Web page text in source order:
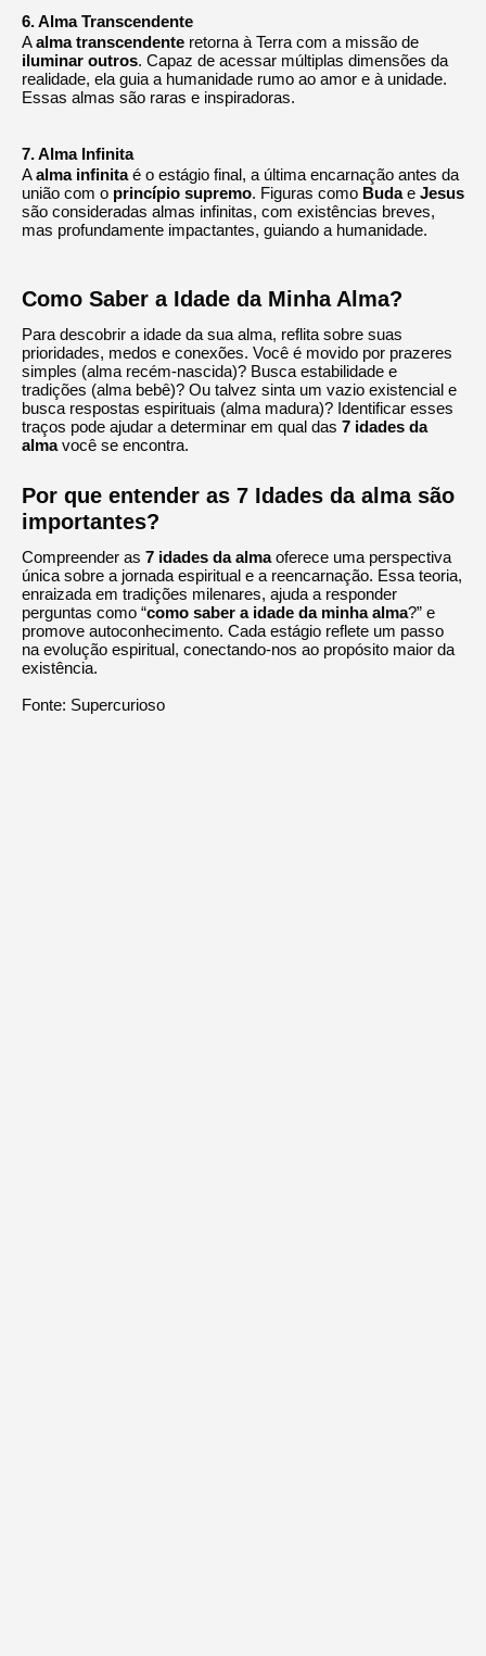
6. Alma Transcendente
Aalma transcendente retorna à Terra com a missão de
iluminar outros. Capaz de acessar múltiplas dimensões da
realidade, ela guia a humanidade rumo ao amor e à unidade.
Essas almas são raras e inspiradoras.
7. Alma Infinita
Aalma infinitaé o estágio final, a última encarnação antes da
união com o princípio supremo. Figuras como Budae Jesus
são consideradas almas infinitas, com existências breves,
mas profundamente impactantes, guiando a humanidade.
Como Saber a Idade da Minha Alma?
Para descobrir a idade da sua alma, reflita sobre suas
prioridades, medos e conexões. Você é movido por prazeres
simples (alma recém-nascida)? Busca estabilidade e
tradições (alma bebê)? Ou talvez sinta um vazio existencial e
busca respostas espirituais (alma madura)? Identificar esses
traços pode ajudar a determinar em qual das 7 idades da
almavocê se encontra.
Por que entender as 7 Idades da alma são
importantes?
Compreender as 7 idades da almaoferece uma perspectiva
única sobre a jornada espiritual e a reencarnação. Essa teoria,
enraizada em tradições milenares, ajuda a responder
perguntas como “como saber a idade da minha alma?” e
promove autoconhecimento. Cada estágio reflete um passo
na evolução espiritual, conectando-nos ao propósito maior da
existência.
Fonte: Supercurioso